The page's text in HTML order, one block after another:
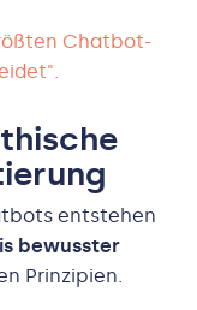
Chatbot-
entstehen
bewusster
Prinzipien.